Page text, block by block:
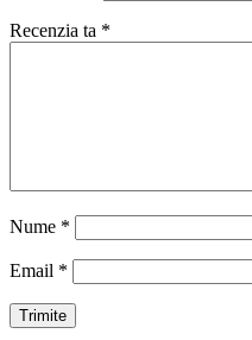
Recenzia ta *
Nume *
Email *